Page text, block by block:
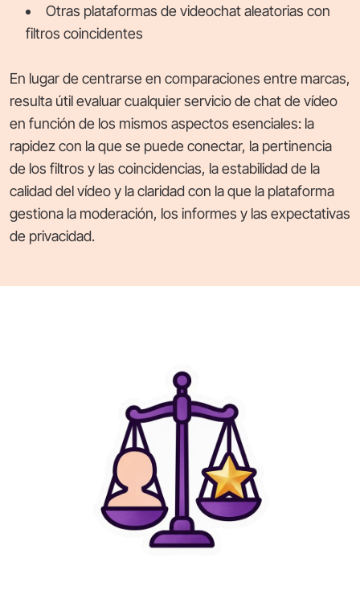
Otras plataformas de videochat aleatorias con
filtros coincidentes
En lugar de centrarse en comparaciones entre marcas,
resulta útil evaluar cualquier servicio de chat de vídeo
en función de los mismos aspectos esenciales: la
rapidez con la que se puede conectar, la pertinencia
de los filtros y las coincidencias, la estabilidad de la
calidad del vídeo y la claridad con la que la plataforma
gestiona la moderación, los informes y las expectativas
de privacidad.